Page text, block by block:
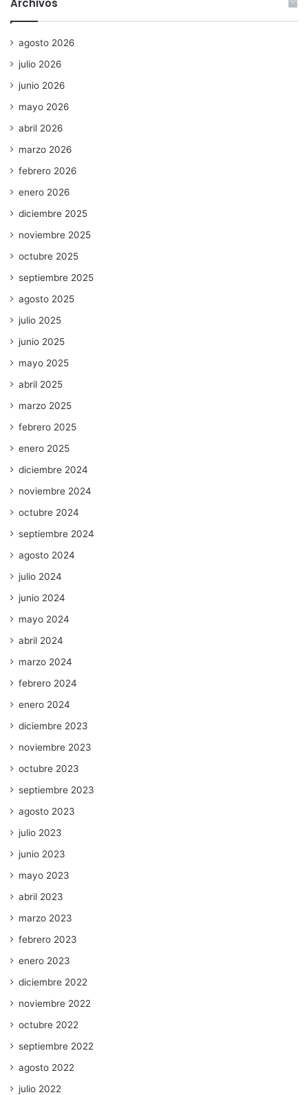
Archivos
agosto 2026
julio 2026
junio 2026
mayo 2026
abril 2026
marzo 2026
febrero 2026
enero 2026
diciembre 2025
noviembre 2025
octubre 2025
septiembre 2025
agosto 2025
julio 2025
junio 2025
mayo 2025
abril 2025
marzo 2025
febrero 2025
enero 2025
diciembre 2024
noviembre 2024
octubre 2024
septiembre 2024
agosto 2024
julio 2024
junio 2024
mayo 2024
abril 2024
marzo 2024
febrero 2024
enero 2024
diciembre 2023
noviembre 2023
octubre 2023
septiembre 2023
agosto 2023
julio 2023
junio 2023
mayo 2023
abril 2023
marzo 2023
febrero 2023
enero 2023
diciembre 2022
noviembre 2022
octubre 2022
septiembre 2022
agosto 2022
julio 2022